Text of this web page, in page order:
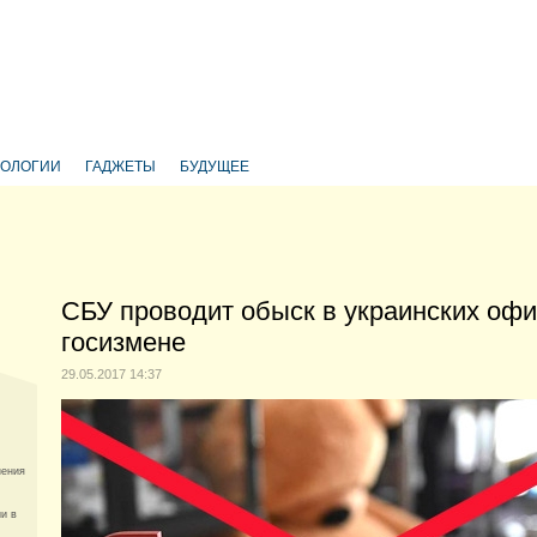
ГАДЖЕТЫ БУДУЩЕЕ
в
СБУ проводит обыск в украинских
госизмене
29.05.2017 14:37